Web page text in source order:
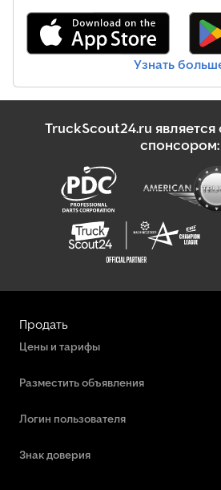
Узнать
TruckScout24.ru
спонсором:
Продать
Цены и тарифы
Разместить объявления
Логин пользователя
Знак доверия